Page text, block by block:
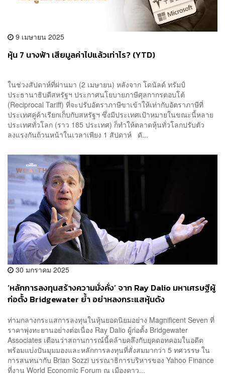
9 เมษายน 2025
หุ้น 7 นางฟ้า เสียมูลค่าไปแล้วเท่าไร? (YTD)
ในช่วงสัปดาห์ที่ผ่านมา (2 เมษายน) หลังจาก โดนัลด์ ทรัมป์
ประธานาธิบดีสหรัฐฯ ประกาศนโยบายภาษีศุลกากรตอบโต้
(Reciprocal Tariff) ที่จะปรับอัตราภาษีขาเข้าให้เท่ากับอัตราภาษีที่
ประเทศคู่ค้าเรียกเก็บกับสหรัฐฯ ซึ่งมีประเทศเป้าหมายในขณะนี้หลาย
ประเทศทั่วโลก (ราว 185 ประเทศ) ก็ทำให้ตลาดหุ้นทั่วโลกปรับตัว
ลงแรงกันถ้วนหน้าในเวลาเพียง 1 สัปดาห์ ดั...
30 มกราคม 2025
‘หลักการลงทุนสร้างความมั่งคั่ง’ จาก Ray Dalio มหาเศรษฐีผู้
ก่อตั้ง Bridgewater ย้ำ อย่าหลงกระแสหุ้นดัง
ท่ามกลางกระแสการลงทุนในหุ้นยอดนิยมอย่าง Magnificent Seven ที่
ราคาพุ่งทะยานอย่างต่อเนื่อง Ray Dalio ผู้ก่อตั้ง Bridgewater
Associates เตือนว่าสถานการณ์นี้คล้ายคลึงกับยุคดอทคอมในอดีต
พร้อมแบ่งปันมุมมองและหลักการลงทุนที่สั่งสมมากว่า 5 ทศวรรษ ใน
การสนทนากับ Brian Sozzi บรรณาธิการบริหารของ Yahoo Finance
ที่งาน World Economic Forum ณ เมืองดาว...